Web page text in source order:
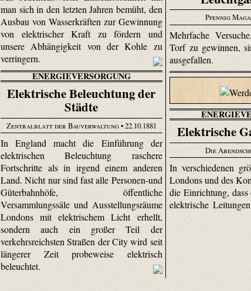
man sich in den letzten Jahren bemüht, den
Ausbau von Wasserkräften zur Gewinnung
von elektrischer Kraft zu fördern und
unsere Abhängigkeit von der Kohle zu
verringern.
Pfennig
Mehrfache
Torf zu gewinnen,
ausgefallen.
ENERGIEVERSORGUNG
Elektrische Beleuchtung der
Städte
Zentralblatt der Bauverwaltung• 22.10.1881
In England macht die Einführung der
elektrischen Beleuchtung raschere
Fortschritte als in irgend einem anderen
Land. Nicht nur sind fast alle Personen-und
Güterbahnhöfe, öffentliche
Versammlungssäle und Ausstellungsräume
Londons mit elektrischem Licht erhellt,
sondern auch ein großer Teil der
verkehrsreichsten Straßen der City wird seit
längerer Zeit probeweise elektrisch
beleuchtet.
Elektrische
Die
In verschiedenen
Londons und des
die Einrichtung,
elektrische